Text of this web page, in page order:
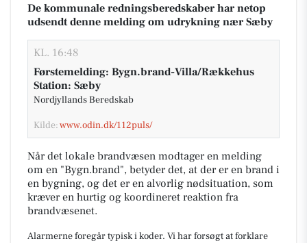
De kommunale redningsberedskaber har netop
udsendt denne melding om udrykning nær Sæby
KL. 16:48
Førstemelding: Bygn.brand-Villa/Rækkehus
Station: Sæby
Nordjyllands Beredskab
Kilde:www.odin.dk/112puls/
Når det lokale brandvæsen modtager en melding
om en "Bygn.brand", betyder det, at der er en brand i
en bygning, og det er en alvorlig nødsituation, som
kræver en hurtig og koordineret reaktion fra
brandvæsenet.
Alarmerne foregår typisk i koder. Vi har forsøgt at forklare